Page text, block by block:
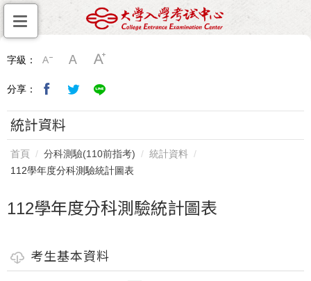
字級：
分享：
統計資料
首頁 分科測驗(110前指考)
統計資料
112學年度分科測驗統計圖表
112學年度分科測驗統計圖表
考生基本資料